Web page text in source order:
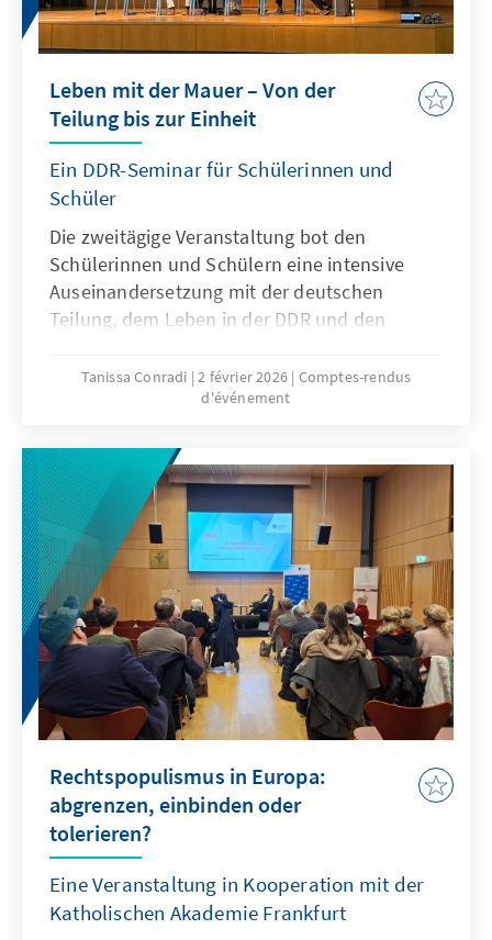
Leben mit der Mauer – Von der
Teilung bis zur Einheit
Ein DDR-Seminar für Schülerinnen und
Schüler
Die zweitägige Veranstaltung bot den
Schülerinnen und Schülern eine intensive
Auseinandersetzung mit der deutschen
Teilung, dem Leben in der DDR und den
Regime aus ganz unterschiedlichen
Perspektiven erlebt haben. Im Mittelpunkt
Zeitzeuginnen und Zeitzeugen sowie am
zweiten Tag der Besuch der Gedenkstätte
Point Alpha an der ehemaligen
innerdeutschen Grenze.
Tanissa Conradi 2 février 2026 Comptes-rendus
d'événement
Rechtspopulismus in Europa:
abgrenzen, einbinden oder
tolerieren?
Eine Veranstaltung in Kooperation mit der
Katholischen Akademie Frankfurt